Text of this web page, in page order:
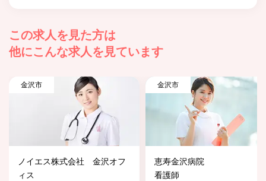
この求人を見た方は
他にこんな求人を見ています
金沢市
ノイエス株式会社 金沢オフ
ィス
金沢市
恵寿金沢病院
看護師